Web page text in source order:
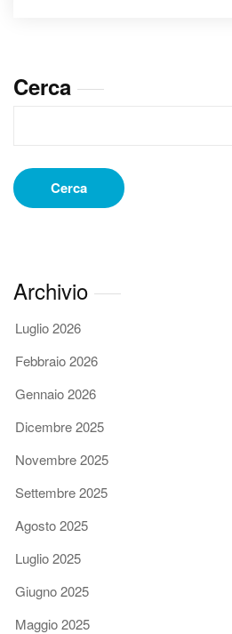
Cerca
Cerca
Archivio
Luglio 2026
Febbraio 2026
Gennaio 2026
Dicembre 2025
Novembre 2025
Settembre 2025
Agosto 2025
Luglio 2025
Giugno 2025
Maggio 2025